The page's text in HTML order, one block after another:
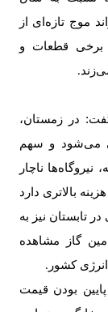
موج تازه‌ای از
برخی قطعات و
.
در زمستان،
می‌شود و سهم
ناچار
بالاتری دارد
تابستان نیز به
گاز مشاهده
کشور .
بودن قیمت